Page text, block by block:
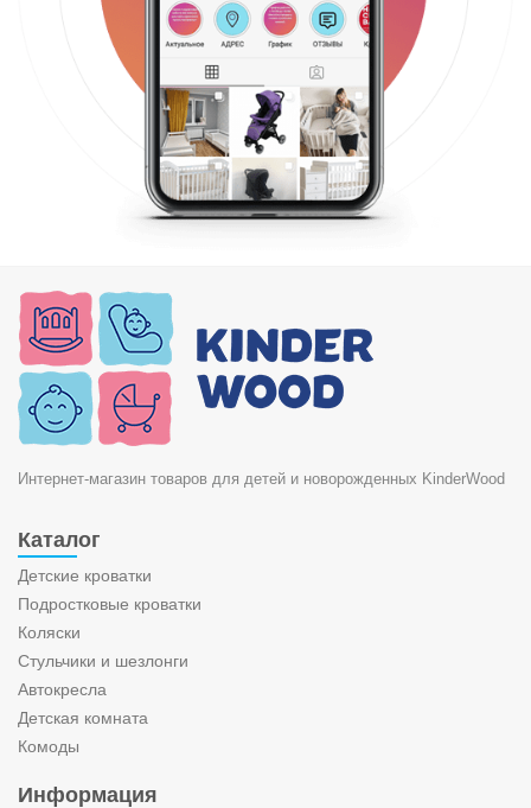
Интернет-магазин товаров для детей и новорожденных KinderWood
Каталог
Детские кроватки
Подростковые кроватки
Коляски
Стульчики и шезлонги
Автокресла
Детская комната
Комоды
Информация